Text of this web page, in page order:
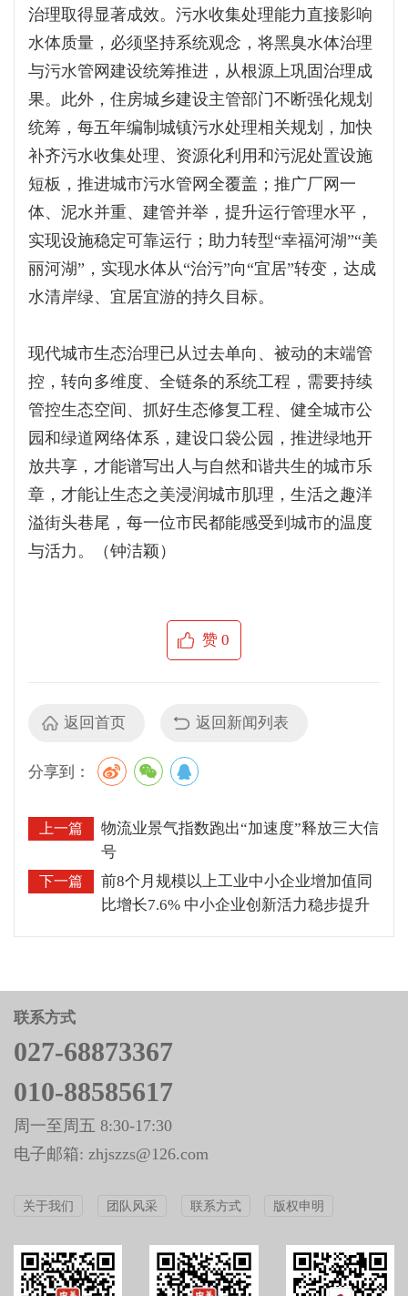
治理取得显著成效。污水收集处理能力直接影响
水体质量，必须坚持系统观念，将黑臭水体治理
与污水管网建设统筹推进，从根源上巩固治理成
果。此外，住房城乡建设主管部门不断强化规划
统筹，每五年编制城镇污水处理相关规划，加快
补齐污水收集处理、资源化利用和污泥处置设施
短板，推进城市污水管网全覆盖；推广厂网一
体、泥水并重、建管并举，提升运行管理水平，
实现设施稳定可靠运行；助力转型“幸福河湖”“美
丽河湖”，实现水体从“治污”向“宜居”转变，达成
水清岸绿、宜居宜游的持久目标。
现代城市生态治理已从过去单向、被动的末端管
控，转向多维度、全链条的系统工程，需要持续
管控生态空间、抓好生态修复工程、健全城市公
园和绿道网络体系，建设口袋公园，推进绿地开
放共享，才能谱写出人与自然和谐共生的城市乐
章，才能让生态之美浸润城市肌理，生活之趣洋
溢街头巷尾，每一位市民都能感受到城市的温度
与活力。（钟洁颖）
赞0
返回首页 返回新闻列表
分享到：
上一篇
物流业景气指数跑出“加速度”释放三大信
号
下一篇
前8个月规模以上工业中小企业增加值同
比增长7.6% 中小企业创新活力稳步提升
联系方式
027-68873367
010-88585617
周一至周五 8:30-17:30
电子邮箱: zhjszzs@126.com
关于我们 团队风采 联系方式 版权申明